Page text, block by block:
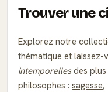
Trouver une
Explorez notre
thématique et laissez-
intemporellesdes plus
philosophes : sagesse,